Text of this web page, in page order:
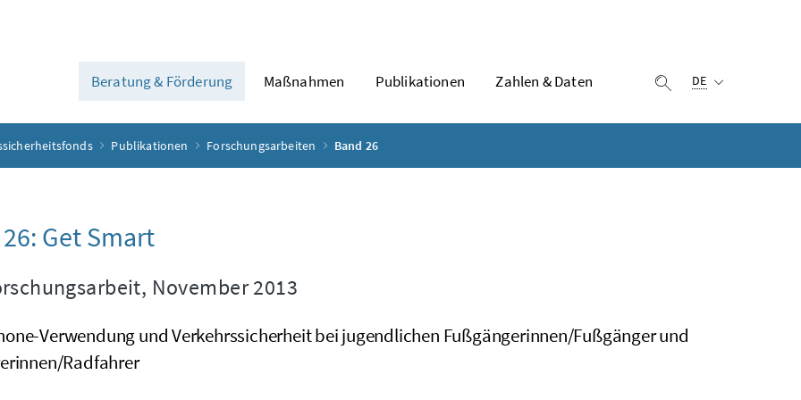
Beratung & Förderung Maßnahmen Publikationen Zahlen & Daten Suche einblenden
DE
Publikationen Forschungsarbeiten Band 26
Get Smart
November 2013
-Verwendung und Verkehrssicherheit bei jugendlichen Fußgängerinnen/Fußgänger und
Radfahrer